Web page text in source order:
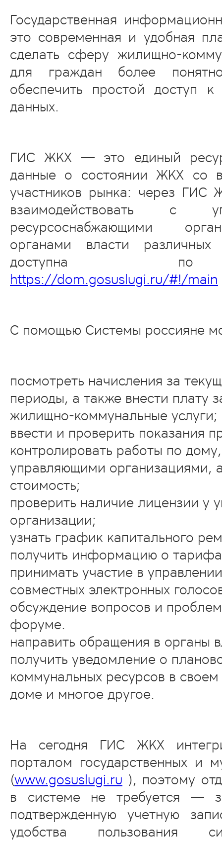
Государственная
это современная и удобная
сделать сферу жилищно-
для граждан более
обеспечить простой доступ
данных.
ГИС ЖКХ — это единый
данные о состоянии ЖКХ со
участников рынка: через ГИС
взаимодействовать с
ресурсоснабжающими
органами власти
доступна по
https://dom.gosuslugi.ru/#!/main
С помощью Системы россияне
посмотреть начисления за
периоды, а также внести плату
жилищно-коммунальные услуги;
ввести и проверить показания
контролировать работы по
управляющими организациями,
стоимость;
проверить наличие лицензии у
организации;
узнать график капитального
получить информацию о
принимать участие в
совместных электронных
обсуждение вопросов и
форуме.
направить обращения в органы
получить уведомление о
коммунальных ресурсов в
доме и многое другое.
На сегодня ГИС ЖКХ
порталом государственных и
(www.gosuslugi.ru ), поэтому
в системе не требуется —
подтвержденную учетную
удобства пользования